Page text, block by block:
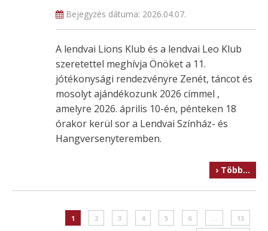
Bejegyzés dátuma: 2026.04.07.
A lendvai Lions Klub és a lendvai Leo Klub
szeretettel meghívja Önöket a 11.
jótékonysági rendezvényre Zenét, táncot és
mosolyt ajándékozunk 2026 címmel ,
amelyre 2026. április 10-én, pénteken 18
órakor kerül sor a Lendvai Színház- és
Hangversenyteremben.
› Több…
1 2 3 4 5 6 …
13